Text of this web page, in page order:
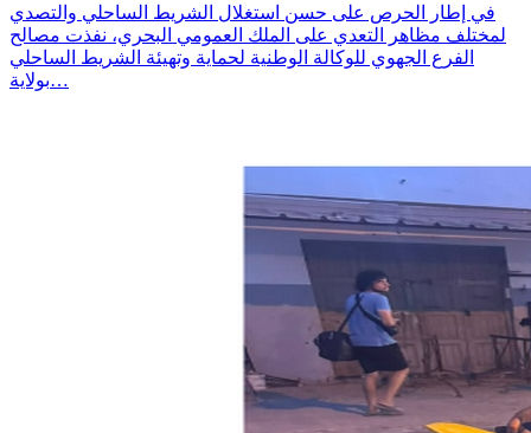
في إطار الحرص على حسن استغلال الشريط الساحلي والتصدي
لمختلف مظاهر التعدي على الملك العمومي البحري، نفذت مصالح
الفرع الجهوي للوكالة الوطنية لحماية وتهيئة الشريط الساحلي
بولاية…